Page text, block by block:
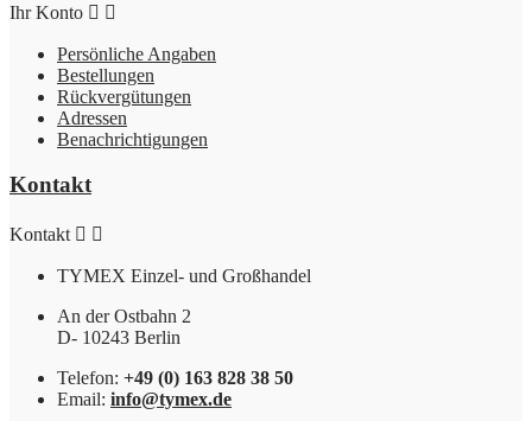
Ihr Konto  
Persönliche Angaben
Bestellungen
Rückvergütungen
Adressen
Benachrichtigungen
Kontakt
Kontakt  
TYMEX Einzel- und Großhandel
An der Ostbahn 2
D- 10243 Berlin
Telefon: +49 (0) 163 828 38 50
Email: info@tymex.de